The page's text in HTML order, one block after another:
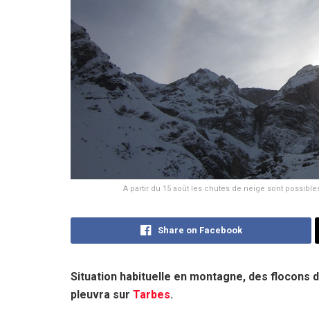
A partir du 15 août les chutes de neige sont
Share on Facebook
Situation habituelle en montagne, des flocons
pleuvra sur Tarbes.